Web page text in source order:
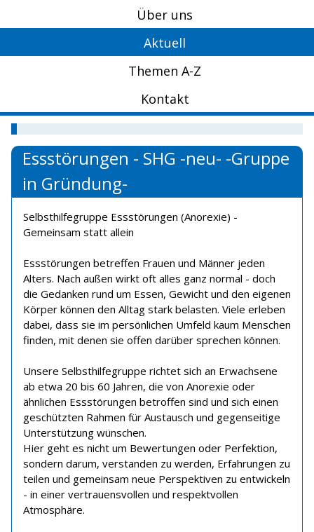
Über uns
Aktuell
Themen A-Z
Kontakt
Essstörungen - SHG -neu- -Gruppe
in Gründung-
Selbsthilfegruppe Essstörungen (Anorexie) -
Gemeinsam statt allein
Essstörungen betreffen Frauen und Männer jeden
Alters. Nach außen wirkt oft alles ganz normal - doch
die Gedanken rund um Essen, Gewicht und den eigenen
Körper können den Alltag stark belasten. Viele erleben
dabei, dass sie im persönlichen Umfeld kaum Menschen
finden, mit denen sie offen darüber sprechen können.
Unsere Selbsthilfegruppe richtet sich an Erwachsene
ab etwa 20 bis 60 Jahren, die von Anorexie oder
ähnlichen Essstörungen betroffen sind und sich einen
geschützten Rahmen für Austausch und gegenseitige
Unterstützung wünschen.
Hier geht es nicht um Bewertungen oder Perfektion,
sondern darum, verstanden zu werden, Erfahrungen zu
teilen und gemeinsam neue Perspektiven zu entwickeln
- in einer vertrauensvollen und respektvollen
Atmosphäre.